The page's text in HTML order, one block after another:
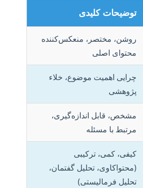
توضیحات کلیدی
روشن، مختصر، منعکس‌کننده
محتوای اصلی
چرایی اهمیت موضوع، خلاء
پژوهشی
مشخص، قابل اندازه‌گیری،
مرتبط با مسئله
کیفی، کمی، ترکیبی
(محتواکاوی، تحلیل گفتمان،
تحلیل فرمالیستی)